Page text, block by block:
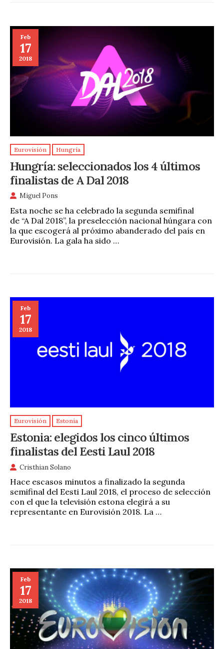
Feb
17
2018
Eurovisión Hungría
Hungría: seleccionados los 4 últimos
finalistas de A Dal 2018
Miguel Pons
Esta noche se ha celebrado la segunda semifinal
de “A Dal 2018”, la preselección nacional húngara con
la que escogerá al próximo abanderado del país en
Eurovisión. La gala ha sido …
Feb
17
2018
Eurovisión Estonia
Estonia: elegidos los cinco últimos
finalistas del Eesti Laul 2018
Cristhian Solano
Hace escasos minutos a finalizado la segunda
semifinal del Eesti Laul 2018, el proceso de selección
con el que la televisión estona elegirá a su
representante en Eurovisión 2018. La …
Feb
17
2018